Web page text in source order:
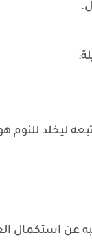
ليخلد للنوم
عن استكمال